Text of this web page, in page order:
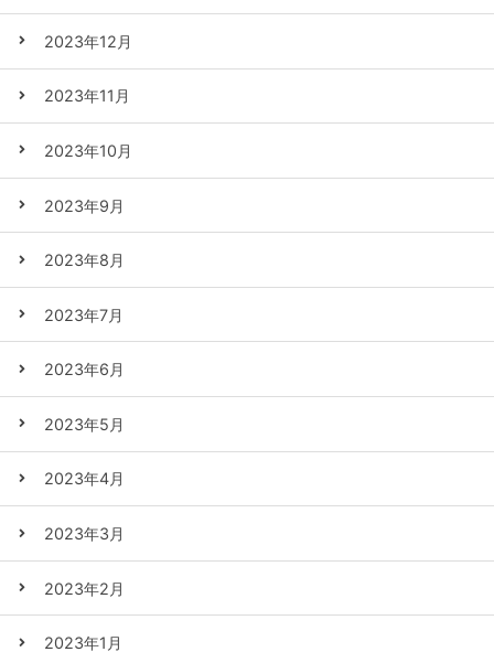
2023年12月
2023年11月
2023年10月
2023年9月
2023年8月
2023年7月
2023年6月
2023年5月
2023年4月
2023年3月
2023年2月
2023年1月